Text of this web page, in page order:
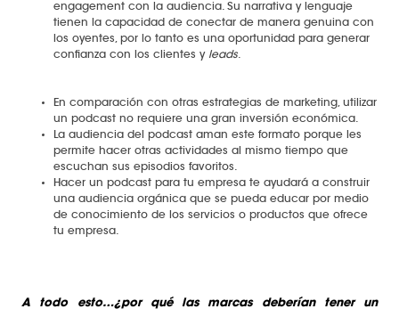
engagement con la audiencia. Su narrativa y lenguaje
tienen la capacidad de conectar de manera genuina con
los oyentes, por lo tanto es una oportunidad para generar
confianza con los clientes y leads.
En comparación con otras estrategias de marketing, utilizar
un podcast no requiere una gran inversión económica.
La audiencia del podcast aman este formato porque les
permite hacer otras actividades al mismo tiempo que
escuchan sus episodios favoritos.
Hacer un podcast para tu empresa te ayudará a construir
una audiencia orgánica que se pueda educar por medio
de conocimiento de los servicios o productos que ofrece
tu empresa.
A todo esto…¿por qué las marcas deberían tener un